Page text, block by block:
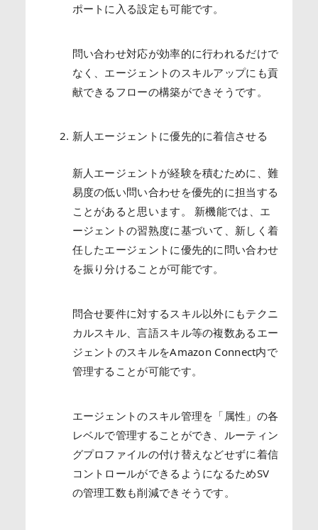
ポートに入る設定も可能です。
問い合わせ対応が効率的に行われるだけで
なく、エージェントのスキルアップにも貢
献できるフローの構築ができそうです。
新人エージェントに優先的に着信させる
新人エージェントが経験を積むために、難
易度の低い問い合わせを優先的に担当する
ことがあると思います。 新機能では、エ
ージェントの習熟度に基づいて、新しく着
任したエージェントに優先的に問い合わせ
を振り分けることが可能です。
問合せ要件に対するスキル以外にもテクニ
カルスキル、言語スキル等の複数あるエー
ジェントのスキルをAmazon Connect内で
管理することが可能です。
エージェントのスキル管理を「属性」の各
レベルで管理することができ、ルーティン
グプロファイルの付け替えなどせずに着信
コントロールができるようになるためSV
の管理工数も削減できそうです。